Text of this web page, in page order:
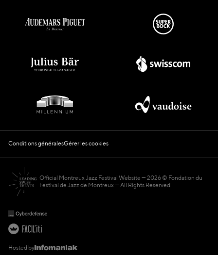
Conditions généralesGérer les cookies
Official Montreux Jazz Festival Website
2026 © Fondation du
Festival de Jazz de Montreux — All Rights Reserved
Hosted by